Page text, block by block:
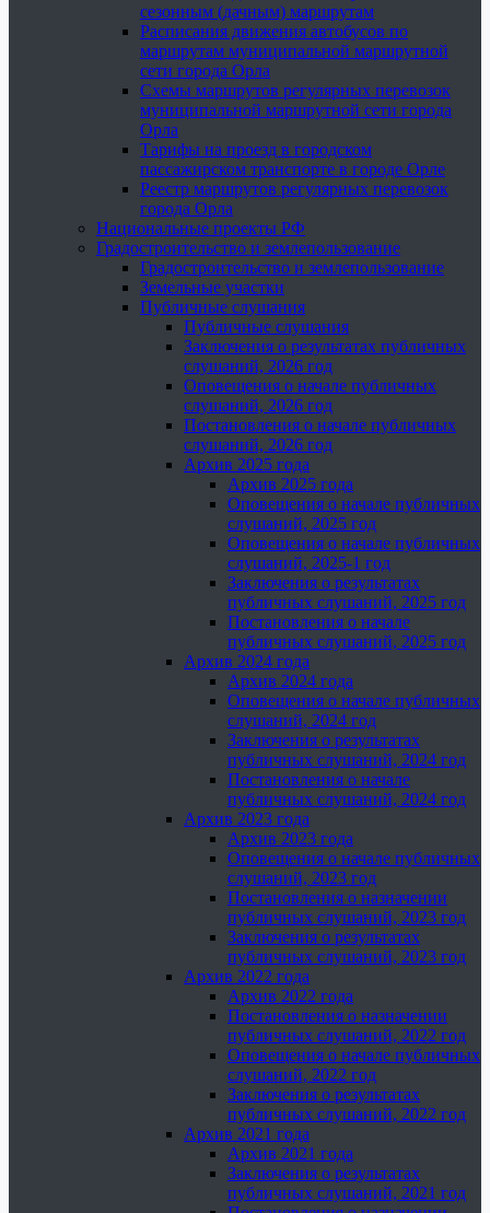
сезонным (дачным) маршрутам
Расписания движения автобусов по
маршрутам муниципальной маршрутной
сети города Орла
Схемы маршрутов регулярных перевозок
муниципальной маршрутной сети города
Орла
Тарифы на проезд в городском
пассажирском транспорте в городе Орле
Реестр маршрутов регулярных перевозок
города Орла
Национальные проекты РФ
Градостроительство и землепользование
Градостроительство и землепользование
Земельные участки
Публичные слушания
Публичные слушания
Заключения о результатах публичных
слушаний, 2026 год
Оповещения о начале публичных
слушаний, 2026 год
Постановления о начале публичных
слушаний, 2026 год
Архив 2025 года
Архив 2025 года
Оповещения о начале публичных
слушаний, 2025 год
Оповещения о начале публичных
слушаний, 2025-1 год
Заключения о результатах
публичных слушаний, 2025 год
Постановления о начале
публичных слушаний, 2025 год
Архив 2024 года
Архив 2024 года
Оповещения о начале публичных
слушаний, 2024 год
Заключения о результатах
публичных слушаний, 2024 год
Постановления о начале
публичных слушаний, 2024 год
Архив 2023 года
Архив 2023 года
Оповещения о начале публичных
слушаний, 2023 год
Постановления о назначении
публичных слушаний, 2023 год
Заключения о результатах
публичных слушаний, 2023 год
Архив 2022 года
Архив 2022 года
Постановления о назначении
публичных слушаний, 2022 год
Оповещения о начале публичных
слушаний, 2022 год
Заключения о результатах
публичных слушаний, 2022 год
Архив 2021 года
Архив 2021 года
Заключения о результатах
публичных слушаний, 2021 год